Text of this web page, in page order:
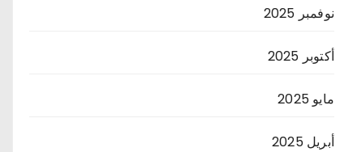
نوفمبر 2025
أكتوبر 2025
مايو 2025
أبريل 2025